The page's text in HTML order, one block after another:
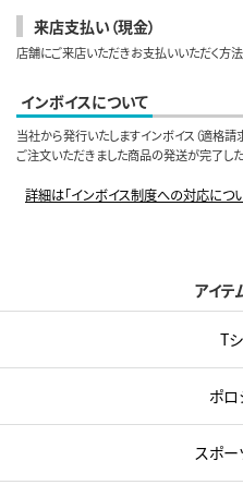
来店支払い（現金）
店舗にご来店いただきお支払いいただく方法
インボイスについて
当社から発行いたしますインボイス（適格請
ご注文いただきました商品の発送が完了した
詳細は「インボイス制度への対応につい
アイテ
T
ポロ
スポー